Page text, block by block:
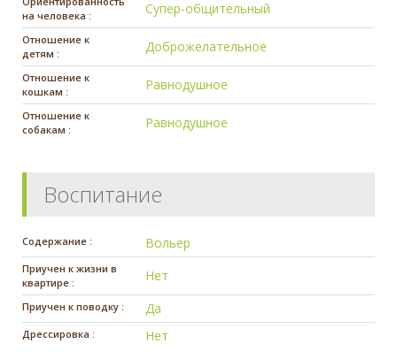
на человека :
Супер-общительный
Отношение к
детям :
Доброжелательное
Отношение к
кошкам :
Равнодушное
Отношение к
собакам :
Равнодушное
Воспитание
Содержание : Вольер
Приучен к жизни в
квартире :
Нет
Приучен к поводку : Да
Дрессировка : Нет